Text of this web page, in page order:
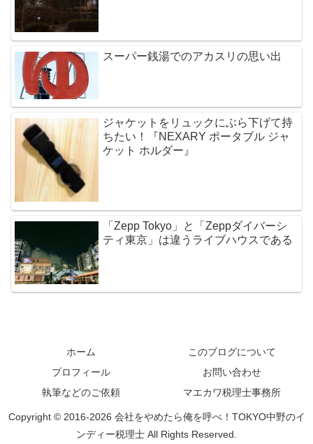
スーパー銭湯でのアカスリの思い出
ジャケットをリュックにぶら下げて持
ちたい！『NEXARY ポータブル ジャ
ケット ホルダー』
「Zepp Tokyo」と「Zeppダイバーシ
ティ東京」は違うライブハウスである
ホーム
このブログについて
プロフィール
お問い合わせ
執筆などのご依頼
マエカワ税理士事務所
Copyright © 2016-2026 会社をやめたら俺を呼べ！TOKYO中野のイ
ンディー税理士 All Rights Reserved.